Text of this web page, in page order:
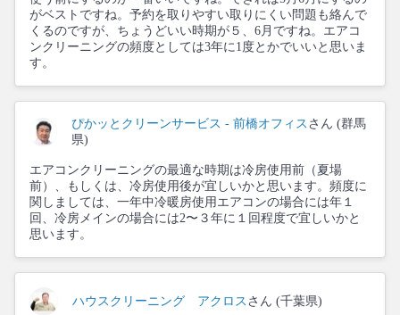
がベストですね。予約を取りやすい取りにくい問題も絡んで
くるのですが、ちょうどいい時期が５、6月ですね。エアコ
ンクリーニングの頻度としては3年に1度とかでいいと思いま
す。
ぴかッとクリーンサービス - 前橋オフィス さん (群馬
県)
エアコンクリーニングの最適な時期は冷房使用前（夏場
前）、もしくは、冷房使用後が宜しいかと思います。頻度に
関しましては、一年中冷暖房使用エアコンの場合には年１
回、冷房メインの場合には2〜３年に１回程度で宜しいかと
思います。
ハウスクリーニング アクロス さん (千葉県)